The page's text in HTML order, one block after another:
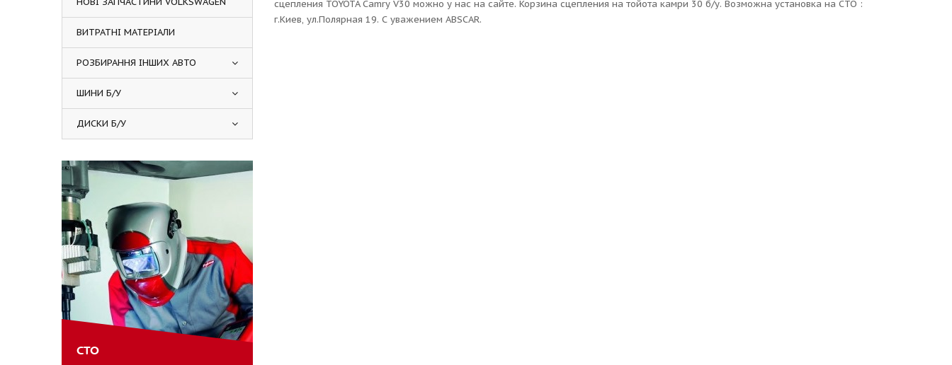
сцепления TOYOTA Camry V30 можно у нас на сайте. Корзина сцепления на тойота камри 30 б/у. Возможна установка на СТО :
г.Киев, ул.Полярная 19. С уважением ABSCAR.
ВИТРАТНІ МАТЕРІАЛИ
РОЗБИРАННЯ ІНШИХ АВТО
ШИНИ Б/У
ДИСКИ Б/У
СТО